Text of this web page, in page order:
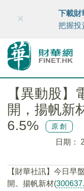
財華智庫網
×
下載財
把握投
【異動股】
開，揚帆新
6.5%
原創
日期：
【財華社訊】今日早
開。揚帆新材(